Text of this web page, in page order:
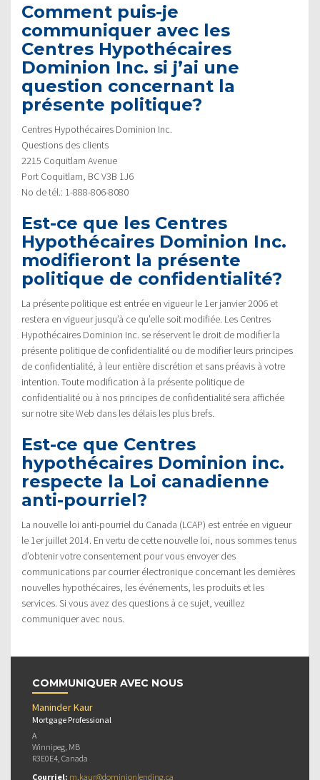
Comment puis-je
communiquer avec les
Centres Hypothécaires
Dominion Inc. si j’ai une
question concernant la
présente politique?
Centres Hypothécaires Dominion Inc.
Questions des clients
2215 Coquitlam Avenue
Port Coquitlam, BC V3B 1J6
No de tél.: 1-888-806-8080
Est-ce que les Centres
Hypothécaires Dominion Inc.
modifieront la présente
politique de confidentialité?
La présente politique est entrée en vigueur le 1er janvier 2006 et
restera en vigueur jusqu’à ce qu’elle soit modifiée. Les Centres
Hypothécaires Dominion Inc. se réservent le droit de modifier la
présente politique de confidentialité ou de modifier leurs principes
de confidentialité, à leur entière discrétion et sans préavis à votre
intention. Toute modification à la présente politique de
confidentialité ou à nos principes de confidentialité sera affichée
sur notre site Web dans les délais les plus brefs.
Est-ce que Centres
hypothécaires Dominion inc.
respecte la Loi canadienne
anti-pourriel?
La nouvelle loi anti-pourriel du Canada (LCAP) est entrée en vigueur
le 1er juillet 2014. En vertu de cette nouvelle loi, nous sommes tenus
d’obtenir votre consentement pour vous envoyer des
communications par courrier électronique concernant les dernières
nouvelles hypothécaires, les événements, les produits et les
services. Si vous avez des questions à ce sujet, veuillez
communiquer avec nous.
COMMUNIQUER AVEC NOUS
Maninder Kaur
Mortgage Professional
A
Winnipeg, MB
R3E0E4, Canada
Courriel: m.kaur@dominionlending.ca